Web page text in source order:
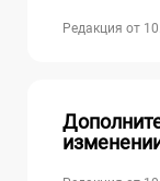
Редакция от